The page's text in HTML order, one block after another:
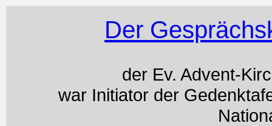
Der
der Ev. Advent-
war Initiator der